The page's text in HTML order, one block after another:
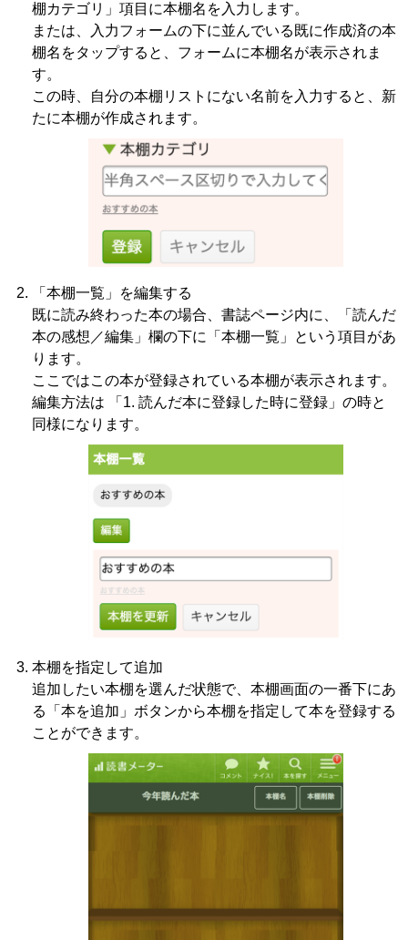
棚カテゴリ」項目に本棚名を入力します。
または、入力フォームの下に並んでいる既に作成済の本
棚名をタップすると、フォームに本棚名が表示されま
す。
この時、自分の本棚リストにない名前を入力すると、新
たに本棚が作成されます。
「本棚一覧」を編集する
既に読み終わった本の場合、書誌ページ内に、「読んだ
本の感想／編集」欄の下に「本棚一覧」という項目があ
ります。
ここではこの本が登録されている本棚が表示されます。
編集方法は 「1. 読んだ本に登録した時に登録」の時と
同様になります。
本棚を指定して追加
追加したい本棚を選んだ状態で、本棚画面の一番下にあ
る「本を追加」ボタンから本棚を指定して本を登録する
ことができます。